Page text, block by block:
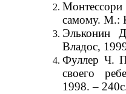
самому. М.:
Эльконин
Владос,
Фуллер Ч.
своего
1998. –